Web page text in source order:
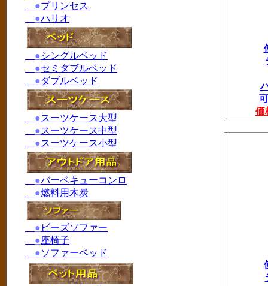
価
●プリンセス
●ハリオ
●シングルベッド
●セミダブルベッド
●ダブルベッド
●スーツケース大型
●スーツケース中型
●スーツケース小型
●バーベキューコンロ
●燃料用木炭
● ビーズソファー
●座椅子
●ソファーベッド